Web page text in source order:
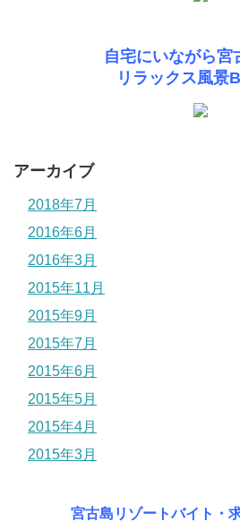
自宅にいながら宮
リラックス風景
アーカイブ
2018年7月
2016年6月
2016年3月
2015年11月
2015年9月
2015年7月
2015年6月
2015年5月
2015年4月
2015年3月
宮古島リゾートバイト・